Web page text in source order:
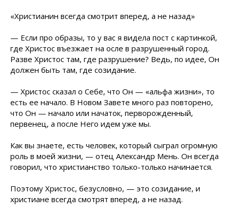
«Христианин всегда смотрит вперед, а не назад»
— Если про образы, то у вас я видела пост с картинкой,
где Христос въезжает на осле в разрушенный город.
Разве Христос там, где разрушение? Ведь, по идее, Он
должен быть там, где созидание.
— Христос сказал о Себе, что Он — «альфа жизни», то
есть ее начало. В Новом Завете много раз повторено,
что Он — начало или начаток, перворожденный,
первенец, а после Него идем уже мы.
Как вы знаете, есть человек, который сыграл огромную
роль в моей жизни, — отец Александр Мень. Он всегда
говорил, что христианство только-только начинается.
Поэтому Христос, безусловно, — это созидание, и
христиане всегда смотрят вперед, а не назад.